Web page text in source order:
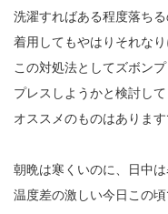
洗濯すればある程度落ち
着用してもやはりそれな
この対処法としてズボン
プレスしようかと検討して
オススメのものはありま
朝晩は寒くいのに、日中
温度差の激しい今日この